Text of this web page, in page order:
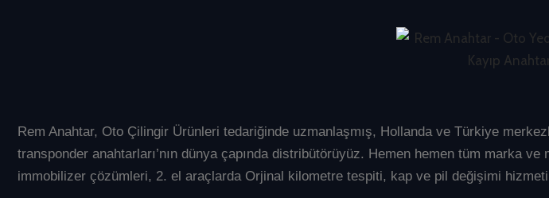
Rem Anahtar, Oto Çilingir Ürünleri tedariğinde uzmanlaşmış, Hollanda ve Türkiye
transponder anahtarları’nın dünya çapında distribütörüyüz. Hemen hemen tüm marka ve
immobilizer çözümleri, 2. el araçlarda Orjinal kilometre tespiti, kap ve pil değişimi